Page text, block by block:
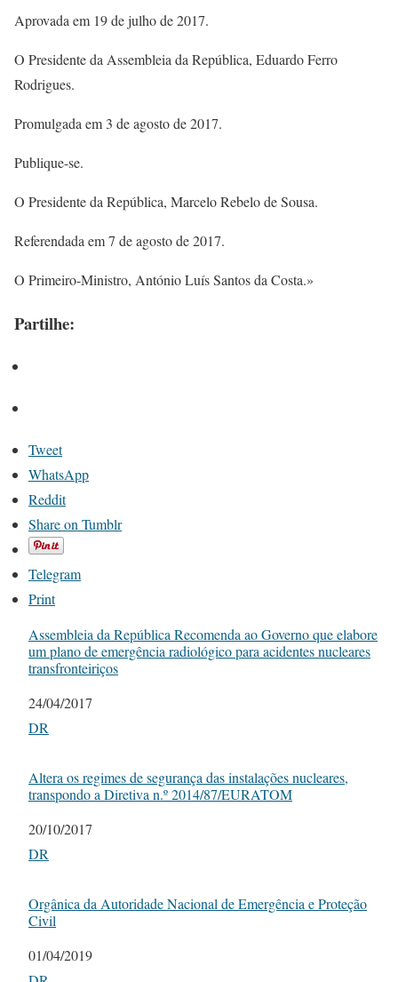
Aprovada em 19 de julho de 2017.
O Presidente da Assembleia da República, Eduardo Ferro
Rodrigues.
Promulgada em 3 de agosto de 2017.
Publique-se.
O Presidente da República, Marcelo Rebelo de Sousa.
Referendada em 7 de agosto de 2017.
O Primeiro-Ministro, António Luís Santos da Costa.»
Partilhe:
Tweet
WhatsApp
Reddit
Share on Tumblr
Telegram
Print
Assembleia da República Recomenda ao Governo que elabore
um plano de emergência radiológico para acidentes nucleares
transfronteiriços
Date
24/04/2017
In relation to
DR
Altera os regimes de segurança das instalações nucleares,
transpondo a Diretiva n.º 2014/87/EURATOM
Date
20/10/2017
In relation to
DR
Orgânica da Autoridade Nacional de Emergência e Proteção
Civil
Date
01/04/2019